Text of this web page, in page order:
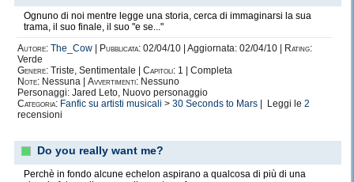
Ognuno di noi mentre legge una storia, cerca di immaginarsi la sua
trama, il suo finale, il suo "e se..."
Autore: The_Cow Pubblicata: 02/04/10 | Aggiornata: 02/04/10 |
Rating:
Verde
Genere: Triste, Sentimentale | Capitoli: 1 | Completa
Note: Nessuna | Avvertimenti: Nessuno
Personaggi: Jared Leto, Nuovo personaggio
Categoria: Fanfic su artisti musicali > 30 Seconds to Mars | Leggi le 2
recensioni
Do you really want me?
Perchè in fondo alcune echelon aspirano a qualcosa di più di una